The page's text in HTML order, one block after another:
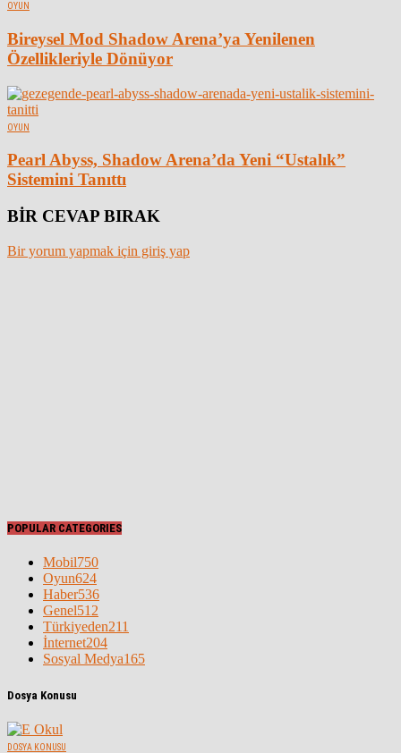
OYUN
Bireysel Mod Shadow Arena’ya Yenilenen
Özellikleriyle Dönüyor
OYUN
Pearl Abyss, Shadow Arena’da Yeni “Ustalık”
Sistemini Tanıttı
BİR CEVAP BIRAK
Bir yorum yapmak için giriş yap
POPULAR CATEGORIES
Mobil750
Oyun624
Haber536
Genel512
Türkiyeden211
İnternet204
Sosyal Medya165
Dosya Konusu
DOSYA KONUSU